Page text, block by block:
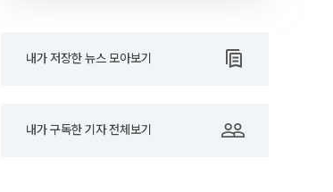
내가 저장한 뉴스 모아보기
내가 구독한 기자 전체보기